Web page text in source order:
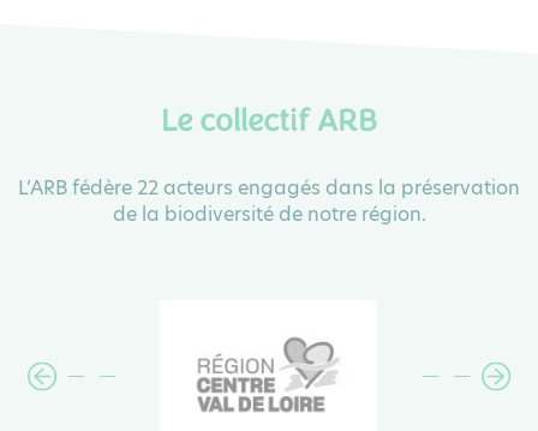
Le collectif ARB
L’ARB fédère 22 acteurs engagés dans la préservation
de la biodiversité de notre région.